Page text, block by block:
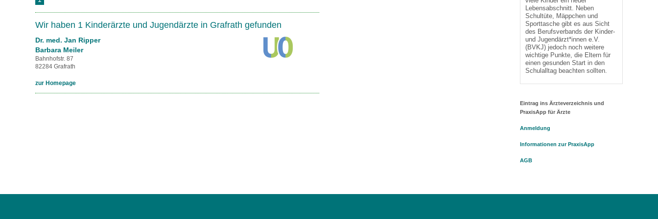
Wir haben 1 Kinderärzte und Jugendärzte in Grafrath gefunden
Dr. med. Jan Ripper
Barbara Meiler
Bahnhofstr. 87
82284 Grafrath
zur Homepage
Lebensabschnitt. Neben
Schultüte, Mäppchen und
Sporttasche gibt es aus Sicht
des Berufsverbands der Kinder-
und Jugendärzt*innen e.V.
(BVKJ) jedoch noch weitere
wichtige Punkte, die Eltern für
einen gesunden Start in den
Schulalltag beachten sollten.
Eintrag ins Ärzteverzeichnis und
PraxisApp für Ärzte
Anmeldung
Informationen zur PraxisApp
AGB